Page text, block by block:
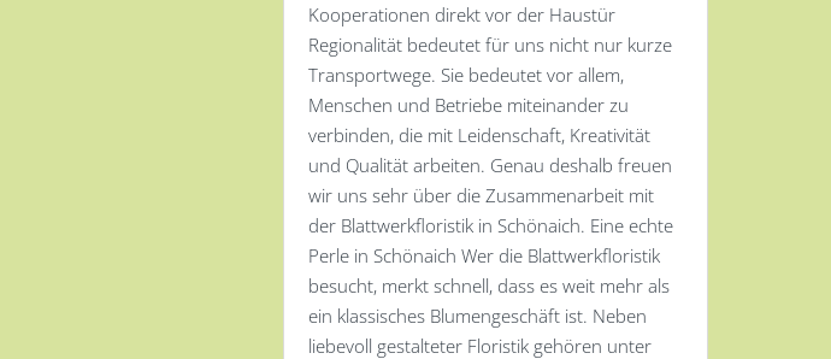
Kooperationen direkt vor der Haustür
Regionalität bedeutet für uns nicht nur kurze
Transportwege. Sie bedeutet vor allem,
Menschen und Betriebe miteinander zu
verbinden, die mit Leidenschaft, Kreativität
und Qualität arbeiten. Genau deshalb freuen
wir uns sehr über die Zusammenarbeit mit
der Blattwerkfloristik in Schönaich. Eine echte
Perle in Schönaich Wer die Blattwerkfloristik
besucht, merkt schnell, dass es weit mehr als
ein klassisches Blumengeschäft ist. Neben
liebevoll gestalteter Floristik gehören unter